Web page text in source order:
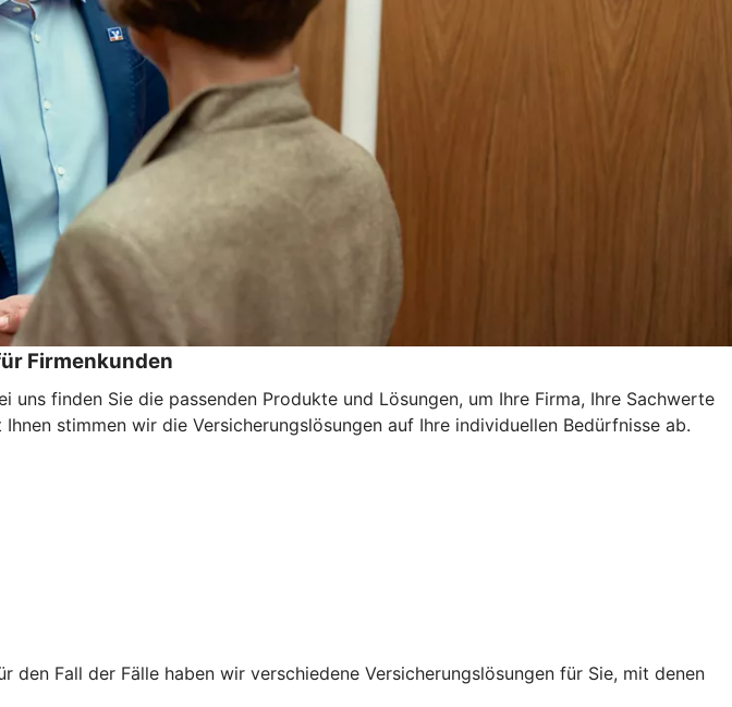
Firmenkunden
finden Sie die passenden Produkte und Lösungen, um Ihre Firma, Ihre Sachwerte
stimmen wir die Versicherungslösungen auf Ihre individuellen Bedürfnisse ab.
Fall der Fälle haben wir verschiedene Versicherungslösungen für Sie, mit denen